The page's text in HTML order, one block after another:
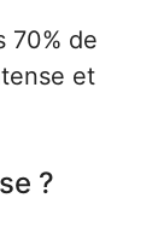
70% de
et
?